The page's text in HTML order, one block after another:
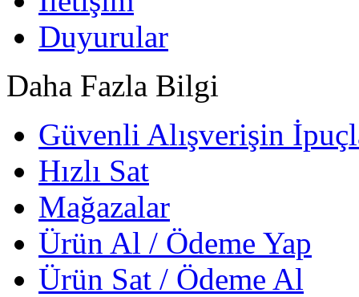
Duyurular
Daha Fazla Bilgi
Güvenli Alışverişin
Hızlı Sat
Mağazalar
Ürün Al / Ödeme Yap
Ürün Sat / Ödeme Al